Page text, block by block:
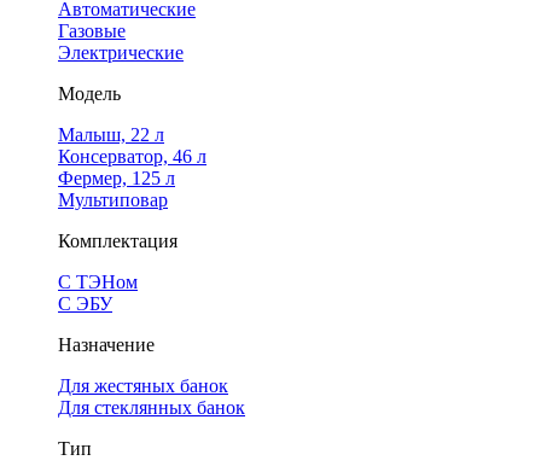
Автоматические
Газовые
Электрические
Модель
Малыш, 22 л
Консерватор, 46 л
Фермер, 125 л
Мультиповар
Комплектация
С ТЭНом
С ЭБУ
Назначение
Для жестяных банок
Для стеклянных банок
Тип